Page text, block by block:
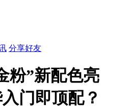
分享好友
粉”新配色亮
门即顶配？